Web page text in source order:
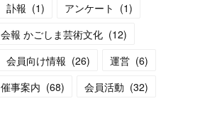
訃報 (1) アンケート (1)
会報 かごしま芸術文化 (12)
会員向け情報 (26) 運営 (6)
催事案内 (68) 会員活動 (32)